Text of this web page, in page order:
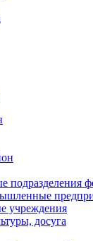
подразделения
учреждения
досуга